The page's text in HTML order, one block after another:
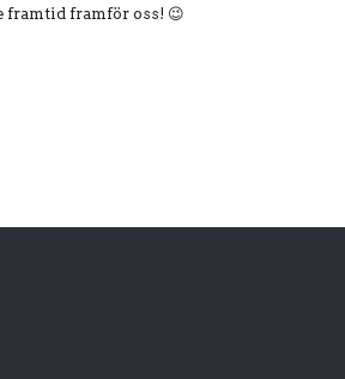
framtid framför oss! 😉